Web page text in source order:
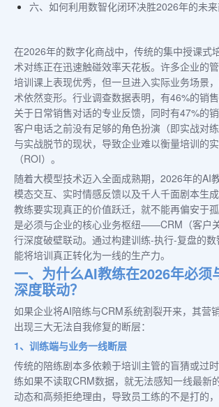
六、如何利用数智化闭环决胜2026年的未来
在2026年的数字化商战中，传统的集中授课式
术对练正在迅速触碰效率天花板。许多企业的
培训课上表现优秀，但一旦进入实际业务场景
术依然变形。行业调查数据表明，有46%的销
关于日常销售对话的专业反馈，同时有47%的
客户电话之前没有足够的角色扮演（即实战对
与实战脱节的现状，导致企业难以衡量培训的
（ROI）。
随着大模型技术迈入全面成熟期，2026年的AI
模态交互、实时情感反馈以及千人千面剧本生
教练要实现真正的价值跃迁，就不能再偏安于
是必须与企业的核心业务枢纽——CRM（客户
行深度破壁联动。通过构建训练-执行-复盘的
能将培训真正转化为一线的生产力。
一、为什么AI教练在2026年必须
深度联动？
如果企业将AI陪练与CRM系统割裂开来，其营
出现三大无法自我修复的断层：
1、训练端与业务一线断层
传统的陪练剧本多依赖于培训主管的盲猜或过
练如果不读取CRM数据，就无法感知一线最新
动态和高频拒绝理由，导致员工练的不是打的，